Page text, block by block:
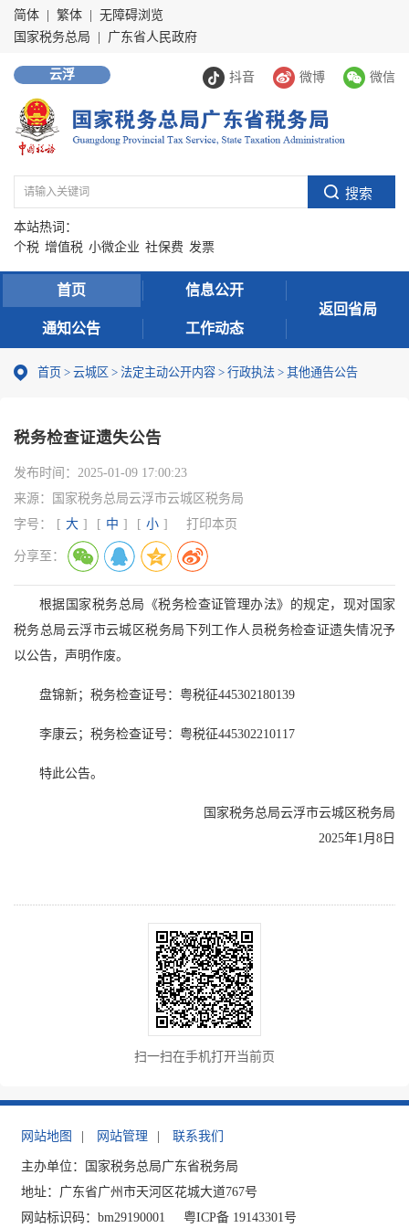
简体 繁体
无障碍浏览
国家税务总局
广东省人民政府
抖音 微博 微信
云浮
本站热词：
个税 增值税 小微企业 社保费 发票
首页 信息公开
通知公告 工作动态
返回省局
首页 > 云城区 > 法定主动公开内容 > 行政执法 > 其他通告公告
税务检查证遗失公告
发布时间： 2025-01-09 17:00:23
来源：
国家税务总局云浮市云城区税务局
字号：
[ 大 ] [ 中 ] [ 小 ] 打印本页
分享至：
根据国家税务总局《税务检查证管理办法》的规定，现对国家
税务总局云浮市云城区税务局下列工作人员税务检查证遗失情况予
以公告，声明作废。
盘锦新；税务检查证号：粤税征445302180139
李康云；税务检查证号：粤税征445302210117
特此公告。
国家税务总局云浮市云城区税务局
2025年1月8日
扫一扫在手机打开当前页
网站地图 网站管理 联系我们
主办单位：国家税务总局广东省税务局
地址：广东省广州市天河区花城大道767号
网站标识码：bm29190001
粤ICP备 19143301号